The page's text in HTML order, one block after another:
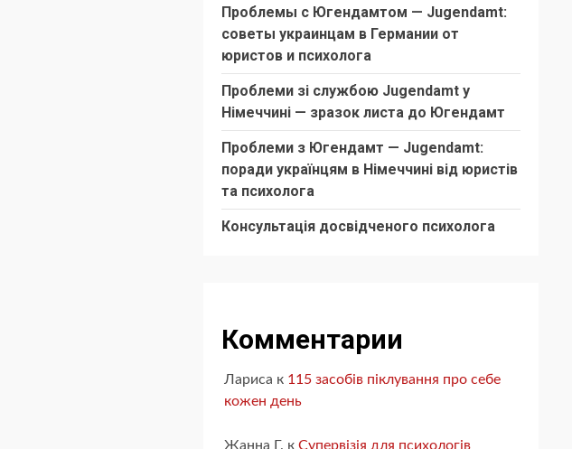
Проблемы с Югендамтом — Jugendamt:
советы украинцам в Германии от
юристов и психолога
Проблеми зі службою Jugendamt у
Німеччині — зразок листа до Югендамт
Проблеми з Югендамт — Jugendamt:
поради українцям в Німеччині від юристів
та психолога
Консультація досвідченого психолога
Комментарии
Лариса к 115 засобів піклування про себе
кожен день
Жанна Г. к Супервізія для психологів